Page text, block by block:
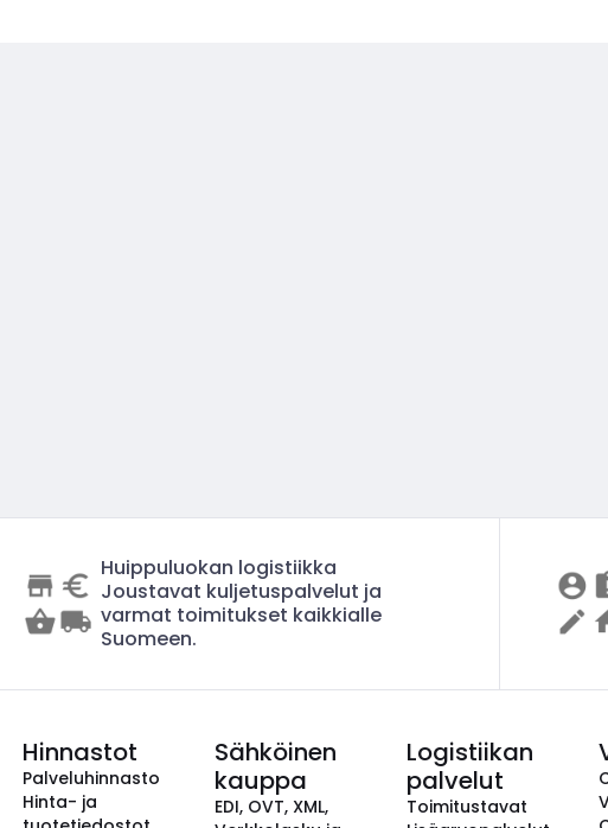
Huippuluokan logistiikka
Joustavat kuljetuspalvelut ja
varmat toimitukset kaikkialle
Suomeen.
Hinnastot
Palveluhinnasto
Hinta- ja
Sähköinen
kauppa
EDI, OVT, XML,
Logistiikan
palvelut
Toimitustavat